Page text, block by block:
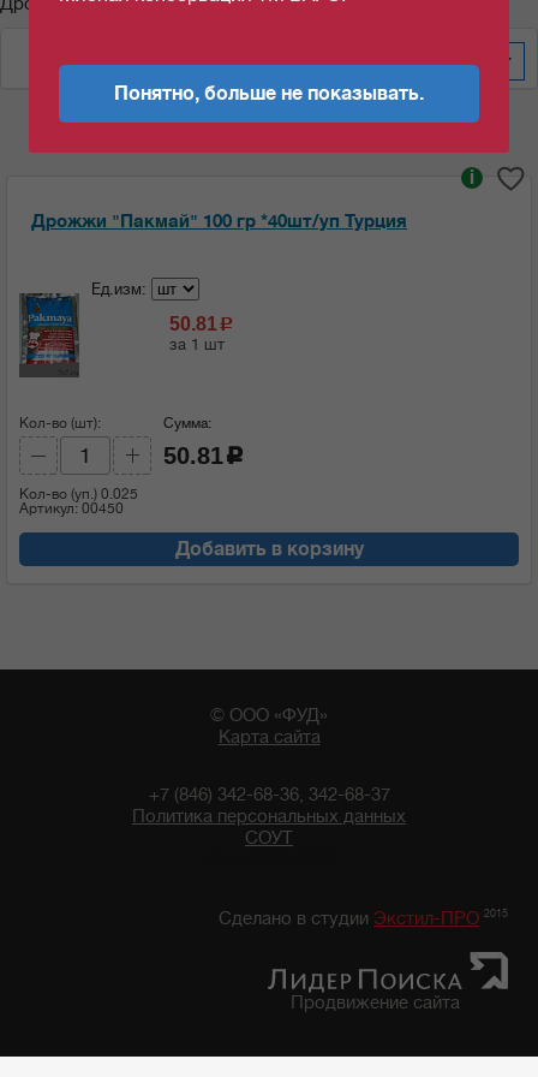
Дрожжи "Пакмай" 100 гр *40шт/уп Турция
i
Ед.изм:
50.81c
за 1 шт
Кол-во (шт):
Кол-во (уп.) 0.025
Артикул: 00450
Сумма:
50.81 c
Добавить в корзину
© ООО «ФУД»
Карта сайта
+7 (846) 342-68-36, 342-68-37
Политика персональных данных
СОУТ
Сделано в студии Экстил-ПРО 2015
Продвижение сайта
Понятно, больше не показывать.